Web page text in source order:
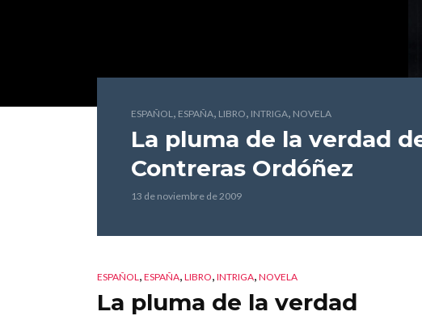
ESPAÑOL, ESPAÑA, LIBRO, INTRIGA, NOVELA
La pluma de la verdad
Contreras Ordóñez
13 de noviembre de 2009
ESPAÑOL, ESPAÑA, LIBRO, INTRIGA, NOVELA
La pluma de la verdad